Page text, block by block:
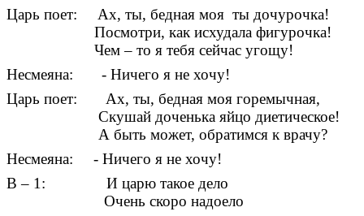
Царь поет: Ах, ты, бедная моя ты дочурочка!
Посмотри, как исхудала фигурочка!
Чем – то я тебя сейчас угощу!
Несмеяна: - Ничего я не хочу!
Царь поет: Ах, ты, бедная моя горемычная,
Скушай доченька яйцо диетическое!
А быть может, обратимся к врачу?
Несмеяна: - Ничего я не хочу!
В – 1: И царю такое дело
Очень скоро надоело